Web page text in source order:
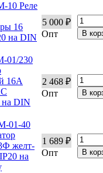
10 Реле
16
на DIN
5 000 ₽
Опт
01/230
16А
DIN
2 468 ₽
Опт
01-40
желт-
на
1 689 ₽
Опт